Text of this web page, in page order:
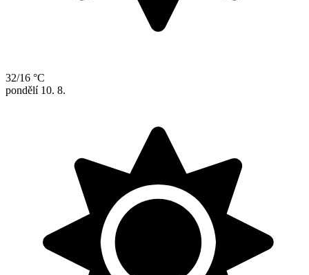
32/16 °C
pondělí 10. 8.